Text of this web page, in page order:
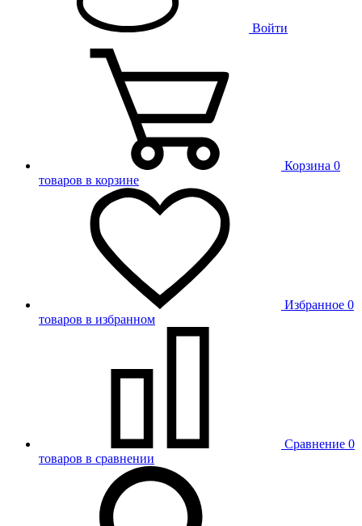
Войти
Корзина 0
товаров в корзине
Избранное 0
товаров в избранном
Сравнение 0
товаров в сравнении